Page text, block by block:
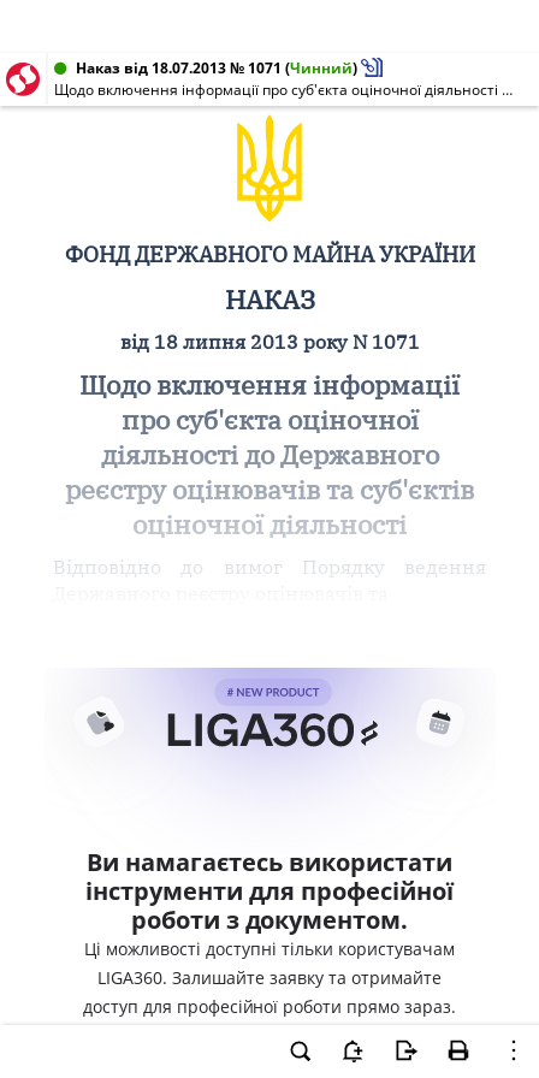
Наказ від 18.07.2013 № 1071 (Чинний)
Щодо включення інформації про суб'єкта оціночної діяльності до Державного реєстру оцінювачів та суб'єктів оціночної діяльності
ФОНД ДЕРЖАВНОГО МАЙНА УКРАЇНИ
НАКАЗ
від 18 липня 2013 року N 1071
Щодо включення інформації
про суб'єкта оціночної
діяльності до Державного
реєстру оцінювачів та суб'єктів
оціночної діяльності
Відповідно до вимог Порядку ведення
Ви намагаєтесь використати
інструменти для професійної
роботи з документом.
Ці можливості доступні тільки користувачам
LIGA360. Залишайте заявку та отримайте
доступ для професійної роботи прямо зараз.